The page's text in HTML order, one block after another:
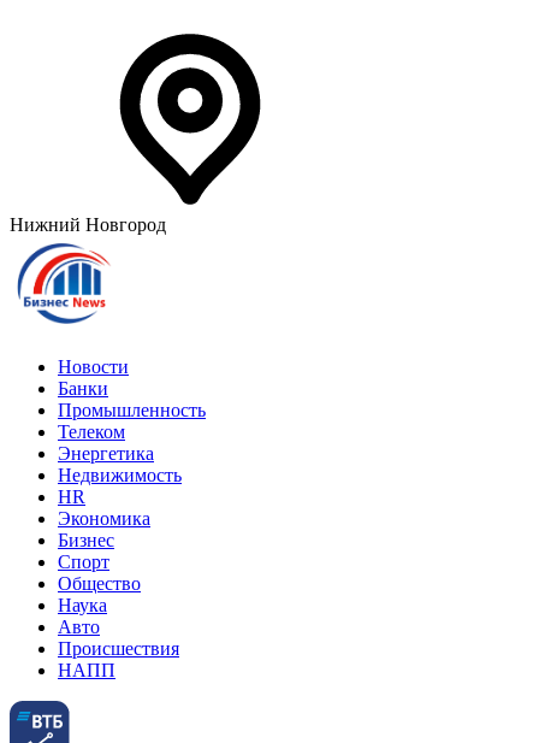
Нижний Новгород
Новости
Банки
Промышленность
Телеком
Энергетика
Недвижимость
HR
Экономика
Бизнес
Спорт
Общество
Наука
Авто
Происшествия
НАПП